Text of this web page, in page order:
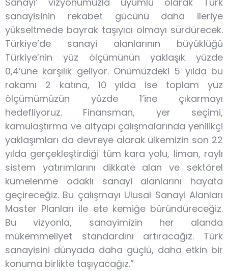
sanayisinin rekabet gücünü daha ileriye
yükseltmede bayrak taşıyıcı olmayı sürdürecek.
Türkiye’de sanayi alanlarının büyüklüğü
Türkiye’nin yüz ölçümünün yaklaşık yüzde
0,4’üne karşılık geliyor. Önümüzdeki 5 yılda bu
rakamı 2 katına, 10 yılda ise toplam yüz
ölçümümüzün yüzde 1’ine çıkarmayı
hedefliyoruz. Finansman, yer seçimi,
kamulaştırma ve altyapı çalışmalarında yenilikçi
yaklaşımları da devreye alarak ülkemizin son 22
yılda gerçekleştirdiği tüm kara yolu, liman, raylı
sistem yatırımlarını dikkate alan ve sektörel
kümelenme odaklı sanayi alanlarını hayata
geçireceğiz. Bu çalışmayı Ulusal Sanayi Alanları
Master Planları ile ete kemiğe büründüreceğiz.
Bu vizyonla, sanayimizin her alanda
mükemmeliyet standardını artıracağız. Türk
sanayisini dünyada daha güçlü, daha etkin bir
konuma birlikte taşıyacağız.”